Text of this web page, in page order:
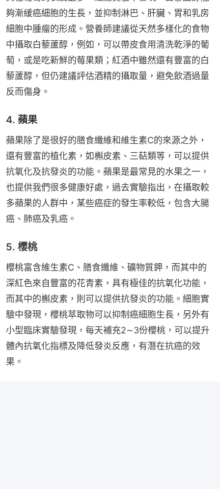
夠漸緩癌細胞的生長，並抑制淋巴、肝臟、胃和乳房
細胞中腫瘤的形成。營養師建議從天然多樣化的食物
中攝取白藜蘆醇，例如，可以帶皮食用清洗乾淨的葡
萄，或是吃新鮮的莓果類；紅酒中雖然還有豐富的白
藜蘆醇，但仍建議評估酒精的攝取量，避免飲酒過量
反而傷身。
4. 蘋果
蘋果除了是很好的膳食纖維和維生素C的來源之外，
還有豐富的植化素，如槲皮素、三萜類等，可以提供
抗氧化及抗發炎的功能。蘋果是最常見的水果之一，
也提供我們很多健康好處，過去實驗指出，在攝取較
多蘋果的人群中，某些癌症的發生率較低，包含大腸
癌、肺癌及乳癌。
5. 櫻桃
櫻桃富含維生素C、膳食纖維、礦物質鉀，而其中的
深紅色來自豐富的花青素，具有極佳的抗氧化功能，
而其中的槲皮素，則可以提供抗發炎的功能。細胞實
驗中發現，櫻桃萃取物可以抑制癌細胞生長，另外有
小型臨床實驗發現，每天補充2∼3份櫻桃，可以提升
體內抗氧化指標及降低發炎反應，有潛在抗癌的效
果。